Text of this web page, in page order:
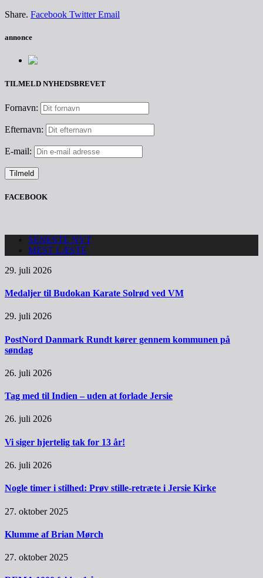
Share. Facebook Twitter Email
annonce
TILMELD NYHEDSBREVET
Fornavn:
Efternavn:
E-mail:
FACEBOOK
SENESTE NYT
MEST LÆSTE
29. juli 2026
Medaljer til Budokan Karate Solrød ved VM
29. juli 2026
PostNord Danmark Rundt kører gennem kommunen på
søndag
26. juli 2026
Tag med til Indien – uden at forlade Jersie
26. juli 2026
Vi siger hjertelig tak for 13 år!
26. juli 2026
Nogle timer i stilhed: Prøv stille-retræte i Jersie Kirke
27. oktober 2025
Klumme af Brian Mørch
27. oktober 2025